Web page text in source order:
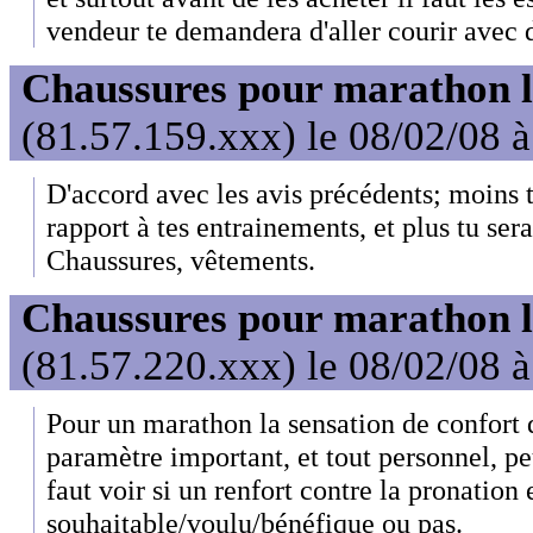
vendeur te demandera d'aller courir avec
Chaussures pour marathon
(81.57.159.xxx) le 08/02/08
D'accord avec les avis précédents; moins
rapport à tes entrainements, et plus tu
Chaussures, vêtements.
Chaussures pour marathon
(81.57.220.xxx) le 08/02/08
Pour un marathon la sensation de confort
paramètre important, et tout personnel,
faut voir si un renfort contre la pronation
souhaitable/voulu/bénéfique ou pas.